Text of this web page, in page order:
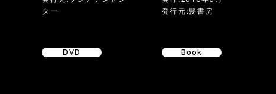
ター
DVD
発行元:髪書房
Book